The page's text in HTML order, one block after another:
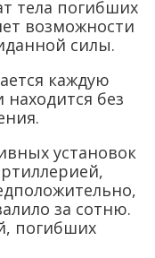
тела погибших
возможности
силы.
каждую
без
установок
за сотню.
погибших